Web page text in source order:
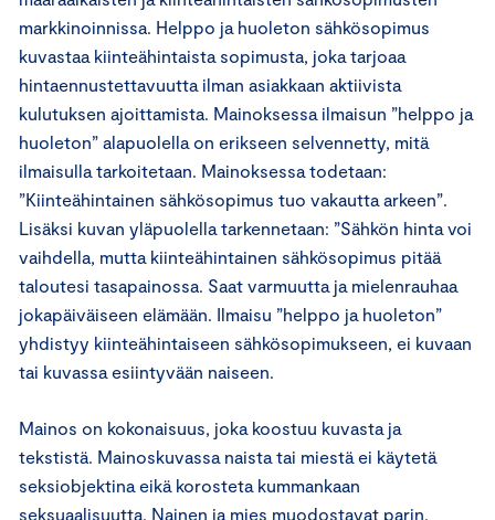
markkinoinnissa. Helppo ja huoleton sähkösopimus
kuvastaa kiinteähintaista sopimusta, joka tarjoaa
hintaennustettavuutta ilman asiakkaan aktiivista
kulutuksen ajoittamista. Mainoksessa ilmaisun ”helppo ja
huoleton” alapuolella on erikseen selvennetty, mitä
ilmaisulla tarkoitetaan. Mainoksessa todetaan:
”Kiinteähintainen sähkösopimus tuo vakautta arkeen”.
Lisäksi kuvan yläpuolella tarkennetaan: ”Sähkön hinta voi
vaihdella, mutta kiinteähintainen sähkösopimus pitää
taloutesi tasapainossa. Saat varmuutta ja mielenrauhaa
jokapäiväiseen elämään. Ilmaisu ”helppo ja huoleton”
yhdistyy kiinteähintaiseen sähkösopimukseen, ei kuvaan
tai kuvassa esiintyvään naiseen.
Mainos on kokonaisuus, joka koostuu kuvasta ja
tekstistä. Mainoskuvassa naista tai miestä ei käytetä
seksiobjektina eikä korosteta kummankaan
seksuaalisuutta. Nainen ja mies muodostavat parin,